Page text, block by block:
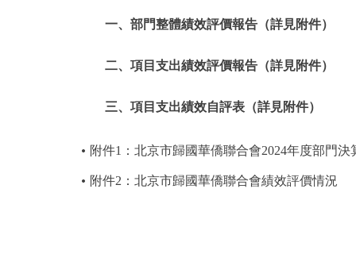
一、部門整體績效評價報告（詳見附件）
二、項目支出績效評價報告（詳見附件）
三、項目支出績效自評表（詳見附件）
附件1：北京市歸國華僑聯合會2024年度部門決
附件2：北京市歸國華僑聯合會績效評價情況